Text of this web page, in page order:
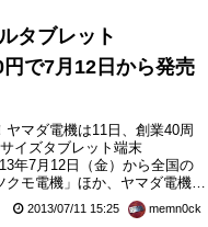
タブレット
で7月12日から発売
マダ電機は11日、創業40周
イズタブレット端末
年7月12日（金）から全国の
モ電機」ほか、ヤマダ電機グ
WEB.COM」で発売すると発
お、WiMAXセット加入で先着
2013/07/11 15:25 memn0ck